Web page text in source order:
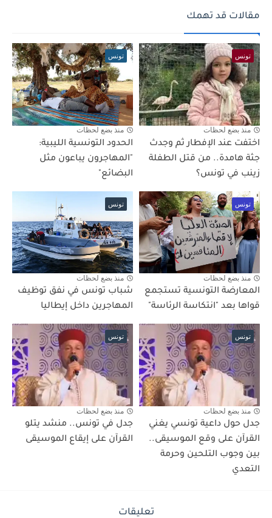
مقالات قد تهمك
تونس
منذ بضع لحظات
اختفت عند الإفطار ثم وجدث
جثة هامدة.. من قتل الطفلة
زينب في تونس؟
تونس
منذ بضع لحظات
الحدود التونسية الليبية:
"المهاجرون يباعون مثل
البضائع"
تونس
منذ بضع لحظات
المعارضة التونسية تستجمع
قواها بعد "انتكاسة الرئاسة"
تونس
منذ بضع لحظات
شباب تونس في نفق توظيف
المهاجرين داخل إيطاليا
تونس
منذ بضع لحظات
جدل حول داعية تونسي يغني
القرآن على وقع الموسيقى..
بين وجوب التلحين وحرمة
التعدي
تونس
منذ بضع لحظات
جدل في تونس.. منشد يتلو
القرآن على إيقاع الموسيقى
تعليقات